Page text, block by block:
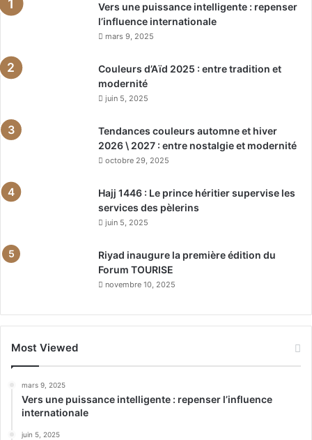
Vers une puissance intelligente : repenser
l’influence internationale
mars 9, 2025
Couleurs d’Aïd 2025 : entre tradition et
modernité
juin 5, 2025
Tendances couleurs automne et hiver
2026 \ 2027 : entre nostalgie et modernité
octobre 29, 2025
Hajj 1446 : Le prince héritier supervise les
services des pèlerins
juin 5, 2025
Riyad inaugure la première édition du
Forum TOURISE
novembre 10, 2025
Most Viewed
mars 9, 2025
Vers une puissance intelligente : repenser l’influence
internationale
juin 5, 2025